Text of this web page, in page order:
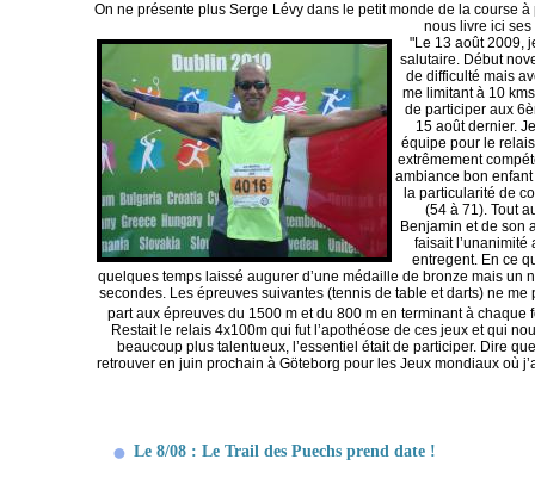
On ne présente plus Serge Lévy dans le petit monde de la course
nous livre ici
"Le 13 août 2009,
salutaire. Début
de difficulté mais
me limitant à 10
de participer aux
15 août dernier.
équipe pour le
extrêmement
ambiance bon
la particularité de
(54 à 71). Tout
Benjamin et de son
faisait
entregent. En ce
quelques temps laissé augurer d’une médaille de bronze mais
secondes. Les épreuves suivantes (tennis de table et darts) ne
part aux épreuves du 1500 m et du 800 m en terminant à chaque
Restait le relais 4x100m qui fut l’apothéose de ces jeux et qui
beaucoup plus talentueux, l’essentiel était de participer. Dire
retrouver en juin prochain à Göteborg pour les Jeux mondiaux où
Le 8/08 : Le Trail des Puechs prend date !